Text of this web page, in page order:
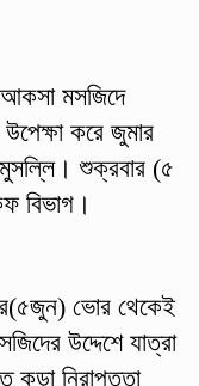
মসজিদে
উপেক্ষা করে জুমার
শুক্রবার (৫
বিভাগ।
ভোর থেকেই
উদ্দেশে যাত্রা
কড়া নিরাপত্তা